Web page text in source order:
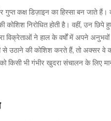
कक्ष डिज़ाइन का हिस्सा बन जाते
निरोधित होती है। वहीं, उन छिपे हुए
विक्रेताओं ने हाल के वर्षों में अपने
से उठाने की कोशिश करते हैं, तो अक्सर
भी गंभीर खुदरा संचालन के लिए